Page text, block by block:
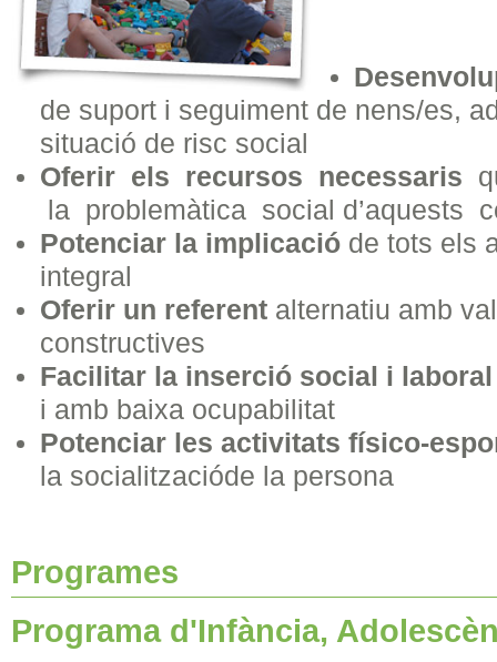
de suport i seguiment de nens/es,
situació de risc social
Oferir els recursos necessaris
la problemàtica social d’aquests
Potenciar la implicació de tots els
integral
Oferir un referent alternatiu amb
constructives
Facilitar la inserció social i laboral
i amb baixa ocupabilitat
Potenciar les activitats físico-
la socialitzacióde la persona
Programes
Programa d'Infància,